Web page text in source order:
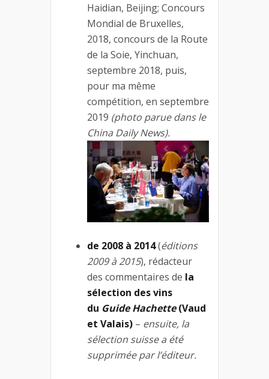
Haidian, Beijing; Concours
Mondial de Bruxelles,
2018, concours de la Route
de la Soie, Yinchuan,
septembre 2018, puis,
pour ma même
compétition, en septembre
2019 (photo parue dans le
China Daily News).
de 2008 à 2014(éditions
2009 à 2015), rédacteur
des commentaires de la
sélection des vins
du Guide Hachette(Vaud
et Valais) – ensuite, la
sélection suisse a été
supprimée par l’éditeur.